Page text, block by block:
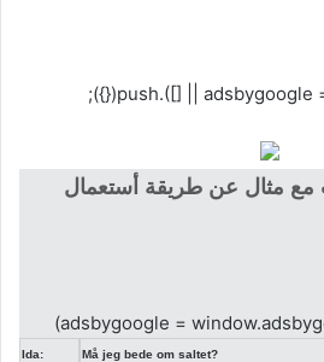
مع مثال عن طريقة أستعمال
(adsbygoogle =
Ida: Må jeg bede om saltet?